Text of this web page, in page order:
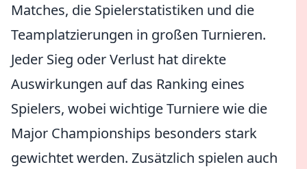
Matches, die Spielerstatistiken und die
Teamplatzierungen in großen Turnieren.
Jeder Sieg oder Verlust hat direkte
Auswirkungen auf das Ranking eines
Spielers, wobei wichtige Turniere wie die
Major Championships besonders stark
gewichtet werden. Zusätzlich spielen auch